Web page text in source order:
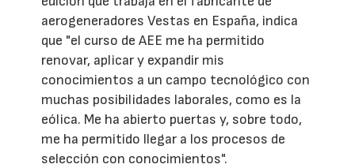
aerogeneradores Vestas en España, indica
que "el curso de AEE me ha permitido
renovar, aplicar y expandir mis
conocimientos a un campo tecnológico con
muchas posibilidades laborales, como es la
eólica. Me ha abierto puertas y, sobre todo,
me ha permitido llegar a los procesos de
selección con conocimientos".